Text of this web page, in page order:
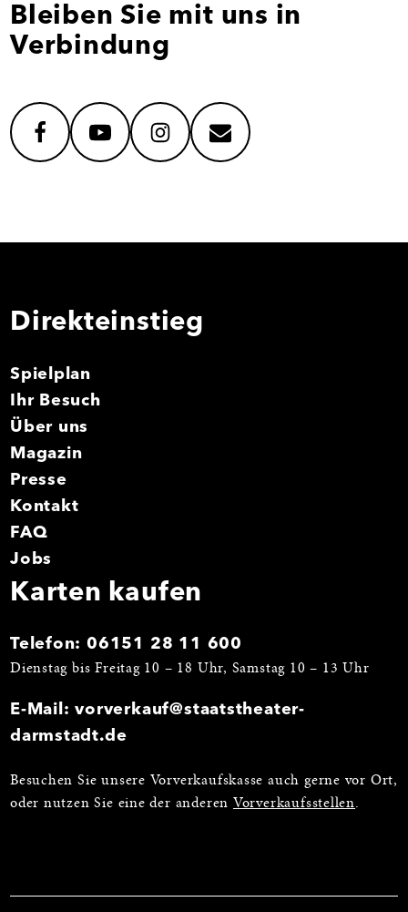
Bleiben Sie mit uns in
Verbindung
facebookyoutubeinstagrammail
Direkteinstieg
Spielplan
Ihr Besuch
Über uns
Magazin
Presse
Kontakt
FAQ
Jobs
Karten kaufen
Telefon:06151 28 11 600
Dienstag bis Freitag 10 – 18 Uhr, Samstag 10 – 13 Uhr
E-Mail:vorverkauf@staatstheater-
darmstadt.de
Besuchen Sie unsere Vorverkaufskasse auch gerne vor Ort,
oder nutzen Sie eine der anderen Vorverkaufsstellen.